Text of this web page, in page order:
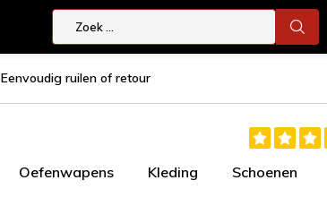
Eenvoudig ruilen of retour
Oefenwapens Kleding Schoenen